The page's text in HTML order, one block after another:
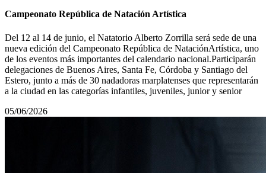
Campeonato República de Natación Artística
Del 12 al 14 de junio, el Natatorio Alberto Zorrilla será sede de una
nueva edición del Campeonato República de NataciónArtística, uno
de los eventos más importantes del calendario nacional.Participarán
delegaciones de Buenos Aires, Santa Fe, Córdoba y Santiago del
Estero, junto a más de 30 nadadoras marplatenses que representarán
a la ciudad en las categorías infantiles, juveniles, junior y senior
05/06/2026